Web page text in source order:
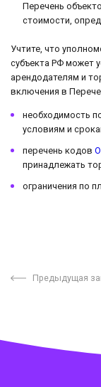
Перечень
стоимости,
Учтите, что
субъекта РФ может
арендодателям и
включения в
необходимость
условиям и
перечень кодов
принадлежать
ограничения по
Предыдущая